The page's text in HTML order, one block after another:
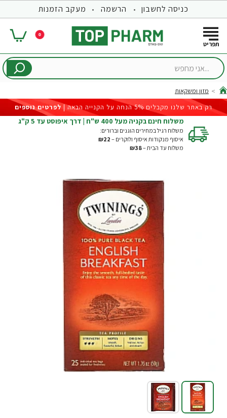
כניסה לחשבון הרשמה מעקב הזמנות
0
...אני
home
מזון ומשקאות
רק באתר שלנו מקבלים 5% הנחה על הקנייה הבאה |
לפרטים נוספים
משלוח חינם בקניה מעל 400 ש"ח | דרך איפוסט עד 5 ק"ג
משלוח רגיל במחירים הוגנים וברורים:
איסוף מנקודות איסוף ולוקרים – ₪22
משלוח עד הבית –₪38